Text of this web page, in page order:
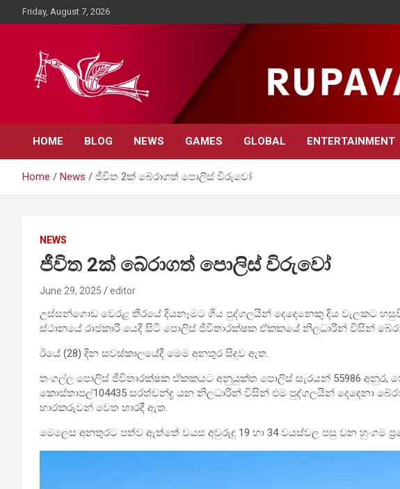
to
Friday, August 7, 2026
Rupavahini News
HOME BLOG NEWS GAMES GLOBAL ENTERTAINMENT
Home News ජීවිත 2ක් බේරාගත් පොලිස් විරුවෝ
NEWS
ජීවිත 2ක් බේරාගත් පොලිස් විරුවෝ
June 29, 2025 editor
උස්සන්ගොඩ වෙරළ තීරයේ දියනෑමට ගිය පුද්ගලයින් දෙදෙනෙකු දිය වැලකට
ස්ථානයේ රාජකාරී යෙදී සිටි පොලිස් ජීවිතාරක්ෂක ඒකකයේ නිලධාරීන් විසින්
ඊයේ (28) දින සවස්කාලයේදී මෙම අනතුර සිදුව ඇත.
තංගල්ල පොලිස් ජීවිතාරක්ෂක ඒකකයට අනුයුක්ත පොලිස් සැරයන් 55986 අනුර,
කොස්තාපල්104435 සරත්චන්ද්‍ර යන නිලධාරින් විසින් එම පුද්ගලයින් දෙදෙනා
භාරකරුවන් වෙත භාරදී ඇත.
මෙලෙස අනතුරට පත්ව ඇත්තේ වයස අවුරුදු 19 හා 34 වයස්වල පසු වන හුංගම